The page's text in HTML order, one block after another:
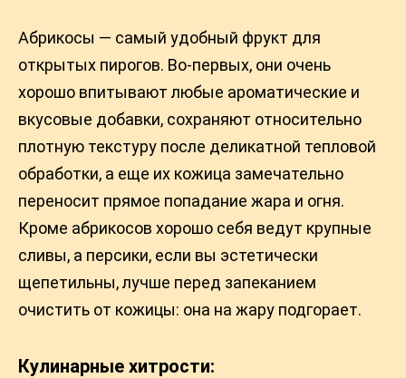
Абрикосы — самый удобный фрукт для
открытых пирогов. Во-первых, они очень
хорошо впитывают любые ароматические и
вкусовые добавки, сохраняют относительно
плотную текстуру после деликатной тепловой
обработки, а еще их кожица замечательно
переносит прямое попадание жара и огня.
Кроме абрикосов хорошо себя ведут крупные
сливы, а персики, если вы эстетически
щепетильны, лучше перед запеканием
очистить от кожицы: она на жару подгорает.
Кулинарные хитрости: